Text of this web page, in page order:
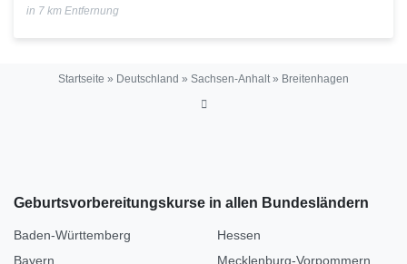
in 7 km Entfernung
Startseite » Deutschland » Sachsen-Anhalt» Breitenhagen
Geburtsvorbereitungskurse in allen Bundesländern
Baden-Württemberg
Bayern
Hessen
Mecklenburg-Vorpommern